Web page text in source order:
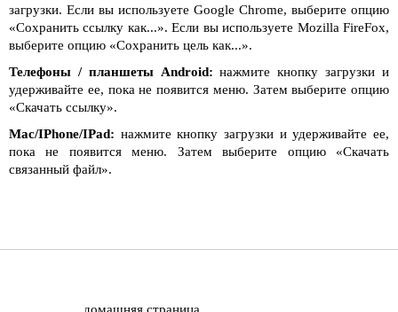
загрузки. Если вы используете Google Chrome, выберите опцию
«Сохранить ссылку как...». Если вы используете Mozilla FireFox,
выберите опцию «Сохранить цель как...».
Телефоны / планшеты Android: нажмите кнопку загрузки и
удерживайте ее, пока не появится меню. Затем выберите опцию
«Скачать ссылку».
Mac/IPhone/IPad: нажмите кнопку загрузки и удерживайте ее,
пока не появится меню. Затем выберите опцию «Скачать
связанный файл».